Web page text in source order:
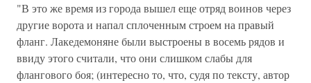
"В это же время из города вышел еще отряд воинов через
другие ворота и напал сплоченным строем на правый
фланг. Лакедемоняне были выстроены в восемь рядов и
ввиду этого считали, что они слишком слабы для
флангового боя; (интересно то, что, судя по тексту, автор